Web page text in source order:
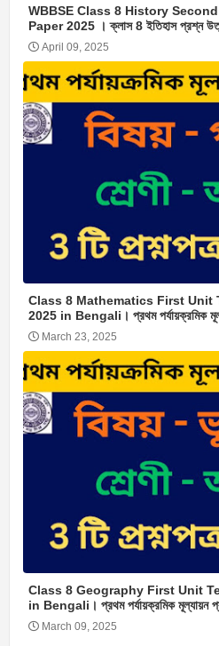
WBBSE Class 8 History
Paper 2025 । ক্লাস 8 ইতিহাস প্রশ্ন
April 09, 2025
Class 8 Mathematics First Unit
2025 in Bengali। প্রথম পর্যায়ক্রমিক
March 23, 2025
Class 8 Geography First Unit
in Bengali। প্রথম পর্যায়ক্রমিক মূল্যায়ন
March 09, 2025